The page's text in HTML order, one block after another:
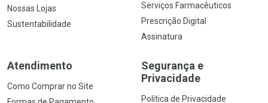
Nossas Lojas
Sustentabilidade
Serviços Farmacêuticos
Prescrição Digital
Assinatura
Atendimento
Como Comprar no Site
Segurança e
Privacidade
Política de Privacidade